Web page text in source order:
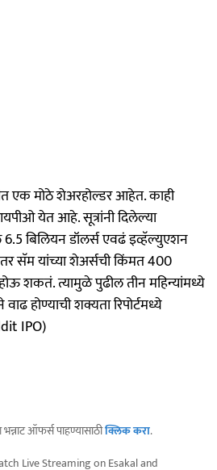
एक मोठे शेअरहोल्डर आहेत. काही
येत आहे. सूत्रांनी दिलेल्या
बिलियन डॉलर्स एवढं इव्हॅल्युएशन
सॅम यांच्या शेअर्सची किंमत 400
शकतं. त्यामुळे पुढील तीन महिन्यांमध्ये
होण्याची शक्यता रिपोर्टमध्ये
IPO)
ऑफर्स पाहण्यासाठीक्लिक करा.
Live Streaming on Esakal and